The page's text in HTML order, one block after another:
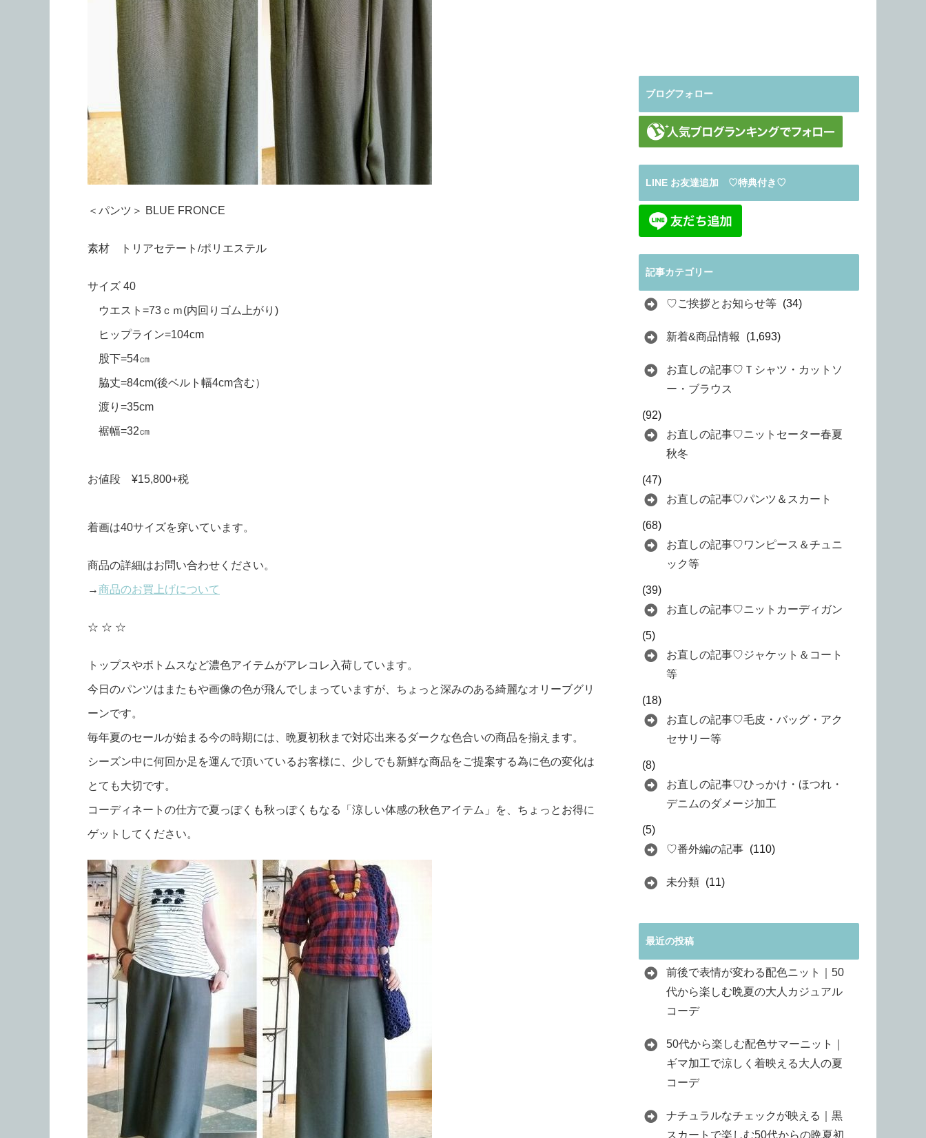
＜パンツ＞ BLUE FRONCE
素材 トリアセテート/ポリエステル
サイズ 40
ウエスト=73ｃｍ(内回りゴム上がり)
ヒップライン=104cm
股下=54㎝
脇丈=84cm(後ベルト幅4cm含む）
渡り=35cm
裾幅=32㎝
お値段 ¥15,800+税
着画は40サイズを穿いています。
商品の詳細はお問い合わせください。
→商品のお買上げについて
☆ ☆ ☆
トップスやボトムスなど濃色アイテムがアレコレ入荷しています。
今日のパンツはまたもや画像の色が飛んでしまっていますが、ちょっと深みのある綺麗なオリーブグリ
ーンです。
毎年夏のセールが始まる今の時期には、晩夏初秋まで対応出来るダークな色合いの商品を揃えます。
シーズン中に何回か足を運んで頂いているお客様に、少しでも新鮮な商品をご提案する為に色の変化は
とても大切です。
コーディネートの仕方で夏っぽくも秋っぽくもなる「涼しい体感の秋色アイテム」を、ちょっとお得に
ゲットしてください。
ブログフォロー
LINE お友達追加 ♡特典付き♡
記事カテゴリー
♡ご挨拶とお知らせ等 (34)
新着&商品情報 (1,693)
お直しの記事♡Ｔシャツ・カットソ
ー・ブラウス
(92)
お直しの記事♡ニットセーター春夏
秋冬
(47)
お直しの記事♡パンツ＆スカート
(68)
お直しの記事♡ワンピース＆チュニ
ック等
(39)
お直しの記事♡ニットカーディガン
(5)
お直しの記事♡ジャケット＆コート
等
(18)
お直しの記事♡毛皮・バッグ・アク
セサリー等
(8)
お直しの記事♡ひっかけ・ほつれ・
デニムのダメージ加工
(5)
♡番外編の記事 (110)
未分類 (11)
最近の投稿
前後で表情が変わる配色ニット｜50
代から楽しむ晩夏の大人カジュアル
コーデ
50代から楽しむ配色サマーニット｜
ギマ加工で涼しく着映える大人の夏
コーデ
ナチュラルなチェックが映える｜黒
スカートで楽しむ50代からの晩夏初